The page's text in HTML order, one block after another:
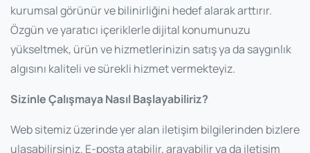
kurumsal görünür ve bilinirliğini hedef alarak arttırır.
Özgün ve yaratıcı içeriklerle dijital konumunuzu
yükseltmek, ürün ve hizmetlerinizin satış ya da saygınlık
algısını kaliteli ve sürekli hizmet vermekteyiz.
Sizinle Çalışmaya Nasıl Başlayabiliriz?
Web sitemiz üzerinde yer alan iletişim bilgilerinden bizlere
ulaşabilirsiniz. E-posta atabilir, arayabilir ya da iletişim